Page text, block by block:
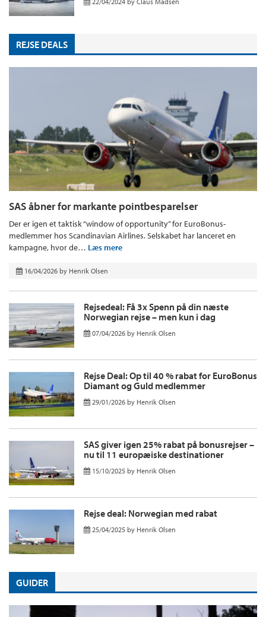
REJSE DEALS
SAS åbner for markante pointbesparelser
Der er igen et taktisk “window of opportunity” for EuroBonus-
medlemmer hos Scandinavian Airlines. Selskabet har lanceret en
kampagne, hvor de… Læs mere
16/04/2026 by Henrik Olsen
Rejsedeal: Få 3x Spenn på din næste
Norwegian rejse – men kun i dag
07/04/2026 by Henrik Olsen
Rejse Deal: Op til 40 % rabat for EuroBonus
Diamant og Guld medlemmer
29/01/2026 by Henrik Olsen
SAS giver igen 25% rabat på bonusrejser –
nu til 11 europæiske destinationer
15/10/2025 by Henrik Olsen
Rejse deal: Norwegian med rabat
25/04/2025 by Henrik Olsen
GUIDER